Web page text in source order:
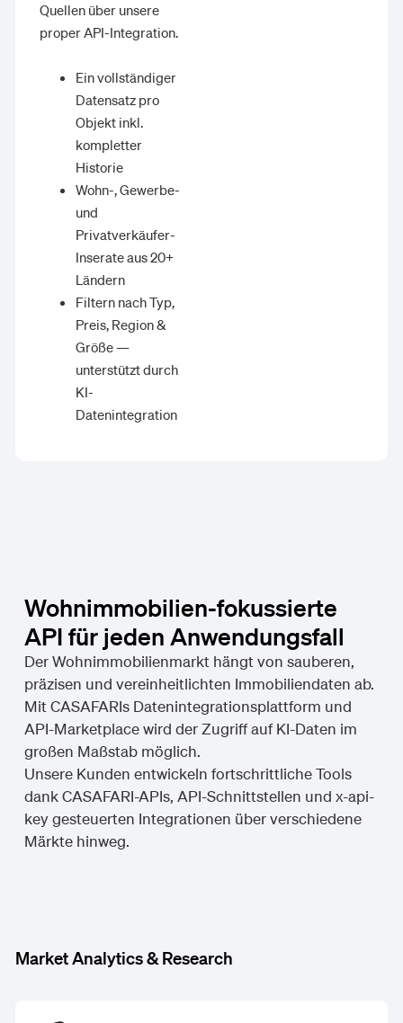
Quellen über unsere
proper API-Integration.
Ein vollständiger
Datensatz pro
Objekt inkl.
kompletter
Historie
Wohn-, Gewerbe-
und
Privatverkäufer-
Inserate aus 20+
Ländern
Filtern nach Typ,
Preis, Region &
Größe —
unterstützt durch
KI-
Datenintegration
Wohnimmobilien-fokussierte
API für jeden Anwendungsfall
Der Wohnimmobilienmarkt hängt von sauberen,
präzisen und vereinheitlichten Immobiliendaten ab.
Mit CASAFARIs Datenintegrationsplattform und
API-Marketplace wird der Zugriff auf KI-Daten im
großen Maßstab möglich.
Unsere Kunden entwickeln fortschrittliche Tools
dank CASAFARI-APIs, API-Schnittstellen und x-api-
key gesteuerten Integrationen über verschiedene
Märkte hinweg.
Market Analytics & Research